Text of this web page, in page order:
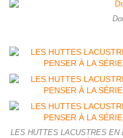
LES HUTTES LACUSTRES